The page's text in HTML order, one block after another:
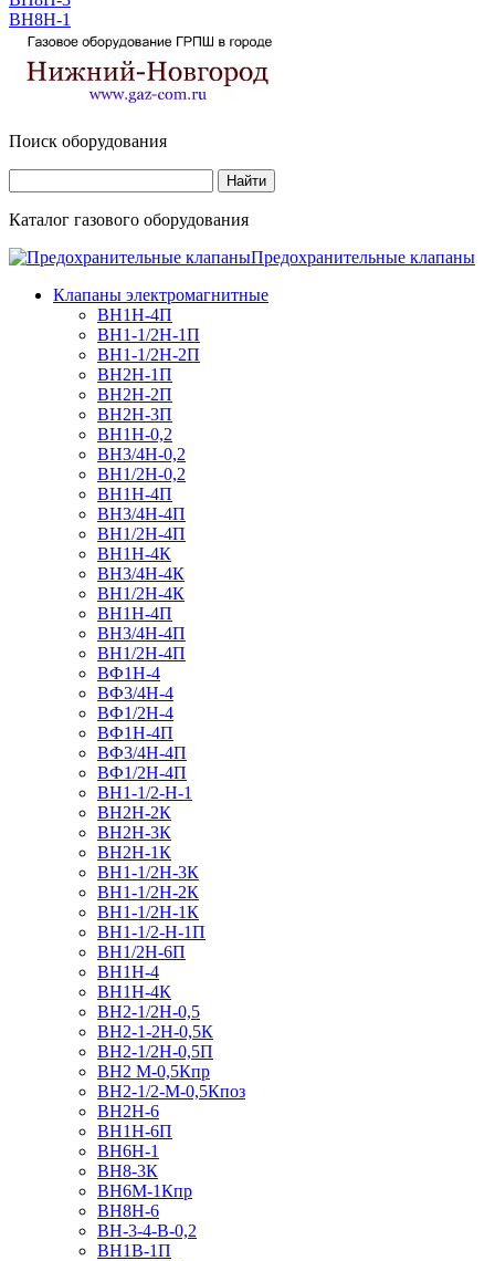
ВН8Н-1
Поиск оборудования
Каталог газового оборудования
Предохранительные клапаны
Клапаны электромагнитные
ВН1Н-4П
ВН1-1/2Н-1П
ВН1-1/2Н-2П
ВН2Н-1П
ВН2Н-2П
ВН2Н-3П
ВН1Н-0,2
ВН3/4Н-0,2
ВН1/2Н-0,2
ВН1Н-4П
ВН3/4Н-4П
ВН1/2Н-4П
ВН1Н-4К
ВН3/4Н-4К
ВН1/2Н-4К
ВН1Н-4П
ВН3/4Н-4П
ВН1/2Н-4П
ВФ1Н-4
ВФ3/4Н-4
ВФ1/2Н-4
ВФ1Н-4П
ВФ3/4Н-4П
ВФ1/2Н-4П
ВН1-1/2-Н-1
ВН2Н-2К
ВН2Н-3К
ВН2Н-1К
ВН1-1/2Н-3К
ВН1-1/2Н-2К
ВН1-1/2Н-1К
ВН1-1/2-Н-1П
ВН1/2H-6П
ВН1Н-4
ВН1Н-4К
ВН2-1/2Н-0,5
ВН2-1-2Н-0,5К
ВН2-1/2Н-0,5П
ВН2 M-0,5Кпр
ВН2-1/2-M-0,5Кпоз
ВН2Н-6
ВН1Н-6П
ВН6Н-1
ВН8-3К
ВН6M-1Кпр
ВН8Н-6
ВН-3-4-В-0,2
ВН1В-1П